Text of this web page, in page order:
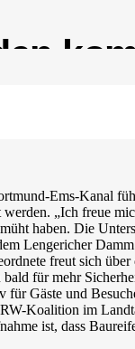
Ems-Kanal
„Ich freue
haben. Die
Lengericher
freut sich
für mehr
Gäste und
Koalition im
ist, dass